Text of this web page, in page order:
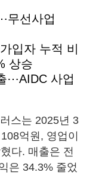
무선사업
입자 누적 비
상승
⋯AIDC 사업
스는 2025년 3
억원, 영업이
다. 매출은 전
은 34.3% 줄었